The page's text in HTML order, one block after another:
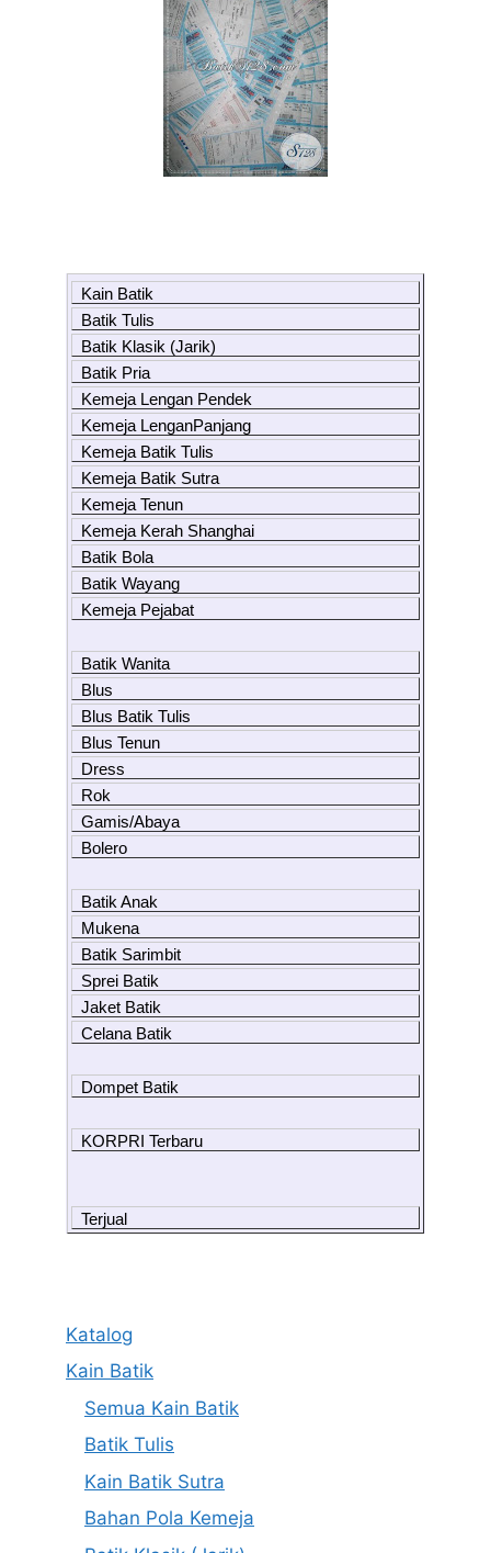
Kain Batik
Batik Tulis
Batik Klasik (Jarik)
Batik Pria
Kemeja Lengan Pendek
Kemeja LenganPanjang
Kemeja Batik Tulis
Kemeja Batik Sutra
Kemeja Tenun
Kemeja Kerah Shanghai
Batik Bola
Batik Wayang
Kemeja Pejabat
Batik Wanita
Blus
Blus Batik Tulis
Blus Tenun
Dress
Rok
Gamis/Abaya
Bolero
Batik Anak
Mukena
Batik Sarimbit
Sprei Batik
Jaket Batik
Celana Batik
Dompet Batik
KORPRI Terbaru
Terjual
Katalog
Kain Batik
Semua Kain Batik
Batik Tulis
Kain Batik Sutra
Bahan Pola Kemeja